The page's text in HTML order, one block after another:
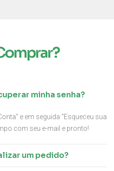
minha senha?
e em seguida “Esqueceu sua
com seu e-mail e pronto!
um pedido?